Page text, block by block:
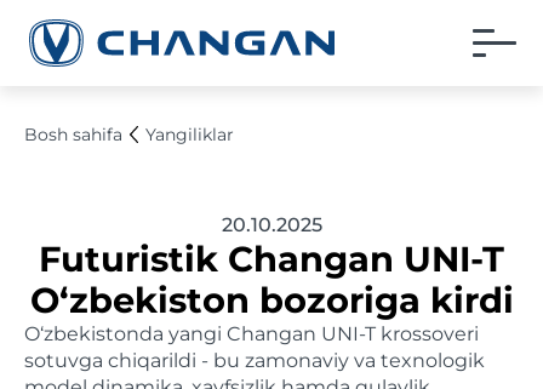
Bosh sahifa Yangiliklar
20.10.2025
Futuristik Changan UNI-T
O‘zbekiston bozoriga kirdi
O‘zbekistonda yangi Changan UNI-T krossoveri
sotuvga chiqarildi - bu zamonaviy va texnologik